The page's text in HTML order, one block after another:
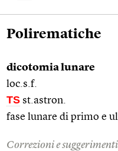
Polirematiche
dicotomia lunare
loc.s.f.
TS st.astron.
fase lunare di primo e
Correzioni e suggerimenti